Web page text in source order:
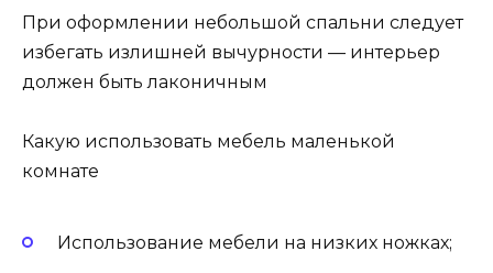
При оформлении небольшой спальни следует
избегать излишней вычурности — интерьер
должен быть лаконичным
Какую использовать мебель маленькой
комнате
Использование мебели на низких ножках;